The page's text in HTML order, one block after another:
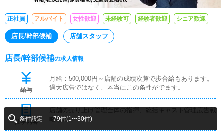
正社員 アルバイト 女性歓迎 未経験可 経験者歓迎 シニア歓迎
店長/幹部候補 店舗スタッフ
店長/幹部候補の求人情報
給与
月給：500,000円～店舗の成績次第で歩合給もあります。
過大広告ではなく、本当にこの条件がでます。
仕事内容
店舗の売り上げ管理全体の指揮、統括キャスト管理広告戦
略など
条件設定 79件(1〜30件)